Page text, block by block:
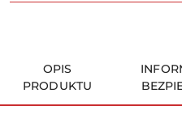
OPIS
PRODUKTU